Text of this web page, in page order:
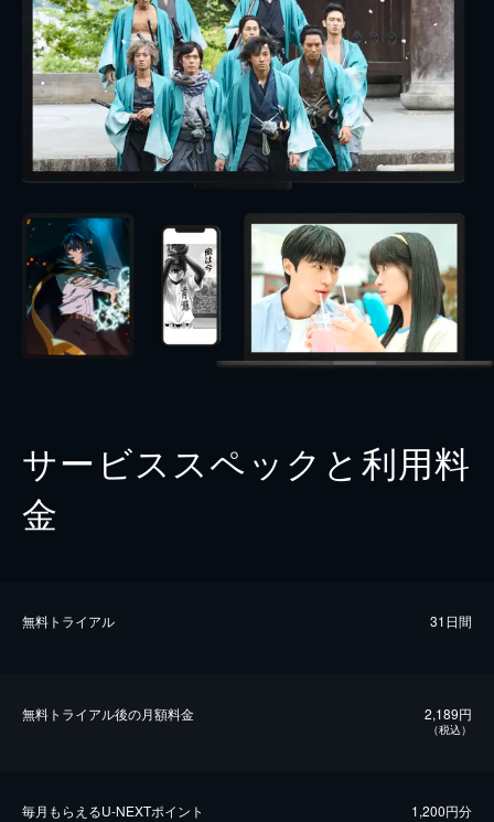
サービススペックと利用料
金
無料トライアル 31日間
無料トライアル後の⽉額料金 2,189円
（税込）
毎⽉もらえるU-NEXTポイント 1,200円分